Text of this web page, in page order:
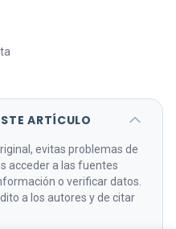
ARTÍCULO
evitas problemas de
acceder a las fuentes
o verificar datos.
a los autores y de citar